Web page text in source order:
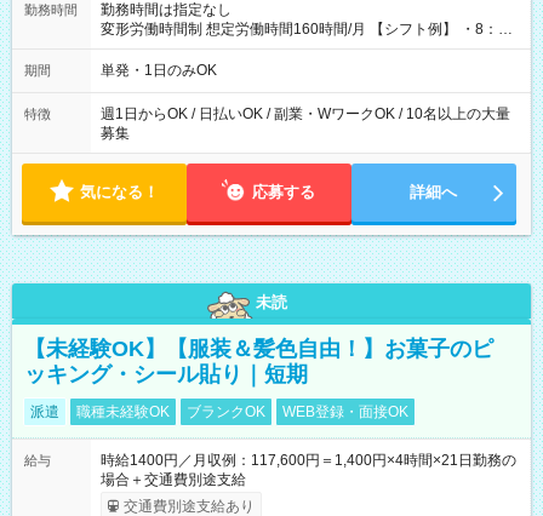
勤務時間
勤務時間は指定なし
変形労働時間制 想定労働時間160時間/月 【シフト例】 ・8：00
～21：00
期間 単発・1日のみOK
特徴
週1日からOK / 日払いOK / 副業・WワークOK / 10名以上の大量
募集
気になる！ 応募する 詳細へ
未読
【未経験OK】【服装＆髪色自由！】お菓子のピ
ッキング・シール貼り｜短期
派遣 職種未経験OK ブランクOK WEB登録・面接OK
給与
時給1400円／月収例：117,600円＝1,400円×4時間×21日勤務の
場合＋交通費別途支給
交通費別途支給あり